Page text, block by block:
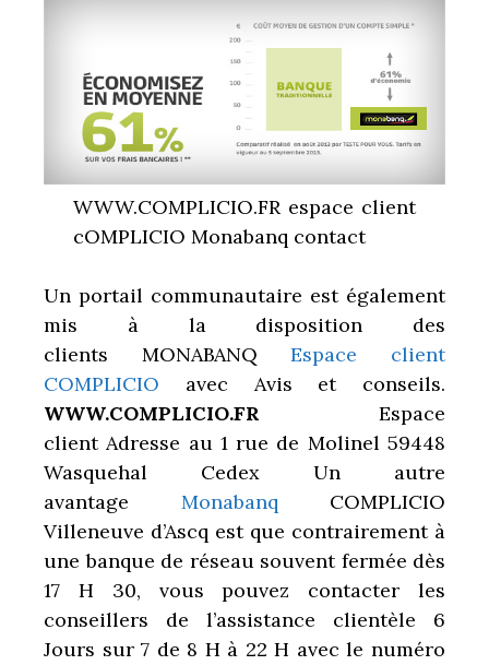
WWW.COMPLICIO.FR espace client
cOMPLICIO Monabanq contact
Un portail communautaire est également
mis à la disposition des
clients MONABANQEspace client
COMPLICIO avec Avis et conseils.
WWW.COMPLICIO.FR Espace
client Adresse au 1 rue de Molinel 59448
Wasquehal Cedex Un autre
avantage Monabanq COMPLICIO
Villeneuve d’Ascq est que contrairement à
une banque de réseau souvent fermée dès
17 H 30, vous pouvez contacter les
conseillers de l’assistance clientèle 6
Jours sur 7 de 8 H à 22 H avec le numéro